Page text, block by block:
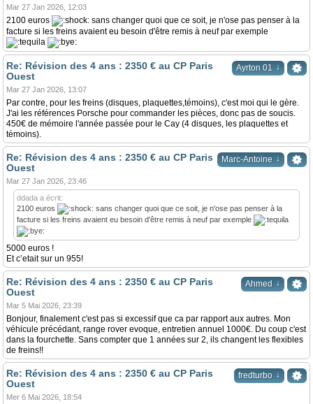
Mar 27 Jan 2026, 12:03
2100 euros
sans changer quoi que ce soit, je n'ose pas penser à la
facture si les freins avaient eu besoin d'être remis à neuf par exemple
Ayrton 01 ↓
Re: Révision des 4 ans : 2350 € au CP Paris
Ouest
Mar 27 Jan 2026, 13:07
Par contre, pour les freins (disques, plaquettes,témoins), c'est moi qui le gère.
J'ai les références Porsche pour commander les pièces, donc pas de soucis.
450€ de mémoire l'année passée pour le Cay (4 disques, les plaquettes et
témoins).
Marc-Antoine ↓
Re: Révision des 4 ans : 2350 € au CP Paris
Ouest
Mar 27 Jan 2026, 23:46
ddada a écrit:
2100 euros
sans changer quoi que ce soit, je n'ose pas penser à la
facture si les freins avaient eu besoin d'être remis à neuf par exemple
5000 euros !
Et c’etait sur un 955!
Ahmed ↓
Re: Révision des 4 ans : 2350 € au CP Paris
Ouest
Mar 5 Mai 2026, 23:39
Bonjour, finalement c'est pas si excessif que ca par rapport aux autres. Mon
véhicule précédant, range rover evoque, entretien annuel 1000€. Du coup c'est
dans la fourchette. Sans compter que 1 années sur 2, ils changent les flexibles
de freins!!
fredturbo ↓
Re: Révision des 4 ans : 2350 € au CP Paris
Ouest
Mer 6 Mai 2026, 18:54